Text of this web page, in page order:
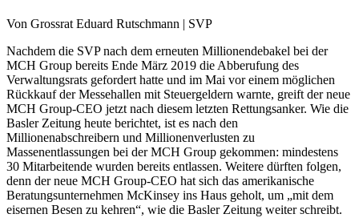
Von Grossrat Eduard Rutschmann | SVP
Nachdem die SVP nach dem erneuten Millionendebakel bei der
MCH Group bereits Ende März 2019 die Abberufung des
Verwaltungsrats gefordert hatte und im Mai vor einem möglichen
Rückkauf der Messehallen mit Steuergeldern warnte, greift der neue
MCH Group-CEO jetzt nach diesem letzten Rettungsanker. Wie die
Basler Zeitung heute berichtet, ist es nach den
Millionenabschreibern und Millionenverlusten zu
Massenentlassungen bei der MCH Group gekommen: mindestens
30 Mitarbeitende wurden bereits entlassen. Weitere dürften folgen,
denn der neue MCH Group-CEO hat sich das amerikanische
Beratungsunternehmen McKinsey ins Haus geholt, um „mit dem
eisernen Besen zu kehren“, wie die Basler Zeitung weiter schreibt.